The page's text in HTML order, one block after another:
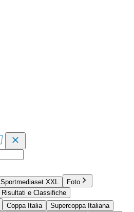
Sportmediaset XXL
Foto
Risultati e Classifiche
Coppa Italia
Supercoppa Italiana